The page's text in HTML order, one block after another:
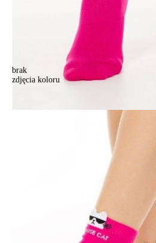
brak
zdjęcia koloru
+